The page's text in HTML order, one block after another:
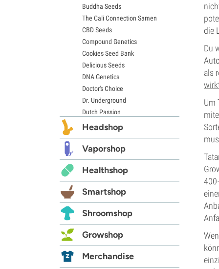
die
Du
als
Um
Hindu Kush Samen
Mimosa Samen
Buddha Seeds
The Cali Connection Samen
CBD Seeds
Compound Genetics
Cookies Seed Bank
Delicious Seeds
DNA Genetics
Doctor's Choice
Dr. Underground
Dutch Passion
Elite Seeds
Exotic Seed
Expert Seeds
FastBuds
Female Seeds
French Touch Seeds
Garden of Green
GeneSeeds
G13 Labs
Grass-O-Matic
Headshop
Vaporshop
Healthshop
Smartshop
Shroomshop
Growshop
Merchandise